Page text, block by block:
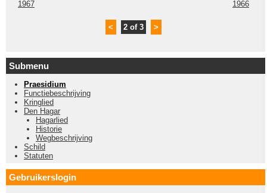
1967
1966
< 2 of 3 >
Submenu
Praesidium
Functiebeschrijving
Kringlied
Den Hagar
Hagarlied
Historie
Wegbeschrijving
Schild
Statuten
Gebruikerslogin